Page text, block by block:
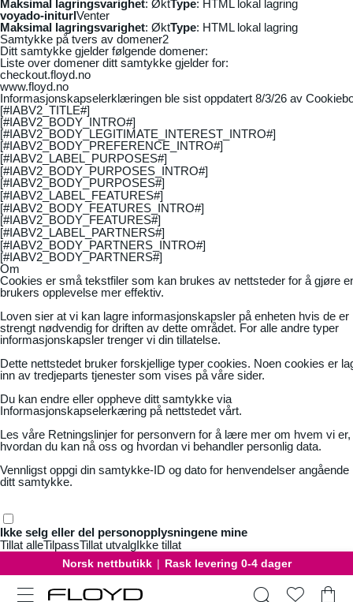
Maksimal lagringsvarighet: ØktType: HTML lokal lagring
voyado-initurlVenter
Maksimal lagringsvarighet: ØktType: HTML lokal lagring
Samtykke på tvers av domener2
Ditt samtykke gjelder følgende domener:
Liste over domener ditt samtykke gjelder for:
checkout.floyd.no
www.floyd.no
Informasjonskapselerklæringen ble sist oppdatert 8/3/26 av
[#IABV2_TITLE#]
[#IABV2_BODY_INTRO#]
[#IABV2_BODY_LEGITIMATE_INTEREST_INTRO#]
[#IABV2_BODY_PREFERENCE_INTRO#]
[#IABV2_LABEL_PURPOSES#]
[#IABV2_BODY_PURPOSES_INTRO#]
[#IABV2_BODY_PURPOSES#]
[#IABV2_LABEL_FEATURES#]
[#IABV2_BODY_FEATURES_INTRO#]
[#IABV2_BODY_FEATURES#]
[#IABV2_LABEL_PARTNERS#]
[#IABV2_BODY_PARTNERS_INTRO#]
[#IABV2_BODY_PARTNERS#]
Om
Cookies er små tekstfiler som kan brukes av nettsteder for å gjøre
brukers opplevelse mer effektiv.
Loven sier at vi kan lagre informasjonskapsler på enheten hvis de er
strengt nødvendig for driften av dette området. For alle andre typer
informasjonskapsler trenger vi din tillatelse.
Dette nettstedet bruker forskjellige typer cookies. Noen cookies er
inn av tredjeparts tjenester som vises på våre sider.
Du kan endre eller oppheve ditt samtykke via
Informasjonskapselerkæring på nettstedet vårt.
Les våre Retningslinjer for personvern for å lære mer om hvem vi er,
hvordan du kan nå oss og hvordan vi behandler personlig data.
Vennligst oppgi din samtykke-ID og dato for henvendelser angående
ditt samtykke.
Ikke selg eller del personopplysningene mine
Tillat alleTilpassTillat utvalgIkke tillat
Norsk nettbutikk | Rask levering 0-4 dager